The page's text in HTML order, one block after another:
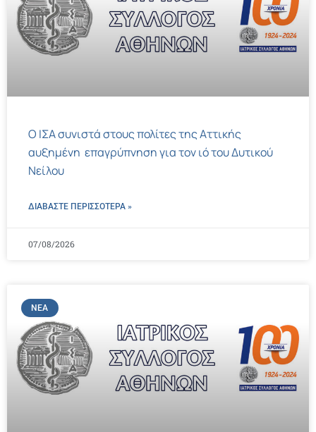
Ο ΙΣΑ συνιστά στους πολίτες της Αττικής
αυξημένη επαγρύπνηση για τον ιό του Δυτικού
Νείλου
ΔΙΑΒΑΣΤΕ ΠΕΡΙΣΣΌΤΕΡΑ »
07/08/2026
ΝΈΑ